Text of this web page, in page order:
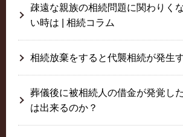
疎遠な親族の相続問題に関わりく
い時は | 相続コラム
相続放棄をすると代襲相続が発生
葬儀後に被相続人の借金が発覚し
は出来るのか？